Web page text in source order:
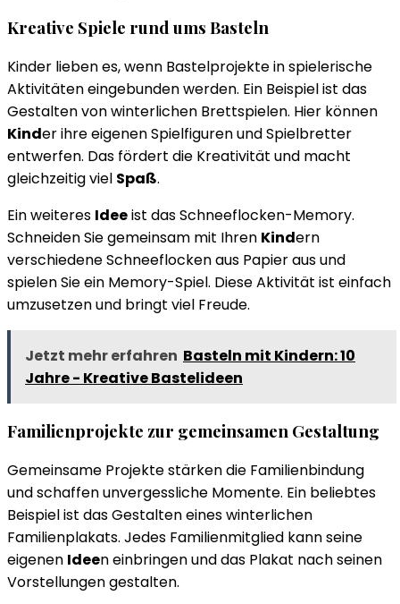
Kreative Spiele rund ums Basteln
Kinder lieben es, wenn Bastelprojekte in spielerische
Aktivitäten eingebunden werden. Ein Beispiel ist das
Gestalten von winterlichen Brettspielen. Hier können
Kinder ihre eigenen Spielfiguren und Spielbretter
entwerfen. Das fördert die Kreativität und macht
gleichzeitig viel Spaß.
Ein weiteres Ideeist das Schneeflocken-Memory.
Schneiden Sie gemeinsam mit Ihren Kindern
verschiedene Schneeflocken aus Papier aus und
spielen Sie ein Memory-Spiel. Diese Aktivität ist einfach
umzusetzen und bringt viel Freude.
Jetzt mehr erfahren Basteln mit Kindern: 10
Jahre - Kreative Bastelideen
Familienprojekte zur gemeinsamen Gestaltung
Gemeinsame Projekte stärken die Familienbindung
und schaffen unvergessliche Momente. Ein beliebtes
Beispiel ist das Gestalten eines winterlichen
Familienplakats. Jedes Familienmitglied kann seine
eigenen Ideen einbringen und das Plakat nach seinen
Vorstellungen gestalten.